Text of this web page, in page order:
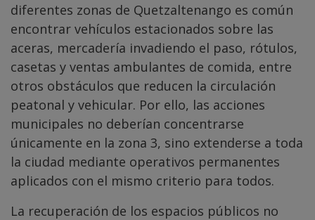
diferentes zonas de Quetzaltenango es común
encontrar vehículos estacionados sobre las
aceras, mercadería invadiendo el paso, rótulos,
casetas y ventas ambulantes de comida, entre
otros obstáculos que reducen la circulación
peatonal y vehicular. Por ello, las acciones
municipales no deberían concentrarse
únicamente en la zona 3, sino extenderse a toda
la ciudad mediante operativos permanentes
aplicados con el mismo criterio para todos.
La recuperación de los espacios públicos no